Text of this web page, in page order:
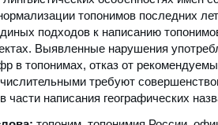
топонимов последних
подходов к написанию
Выявленные нарушения
в топонимах, отказ от
требуют
части написания географических